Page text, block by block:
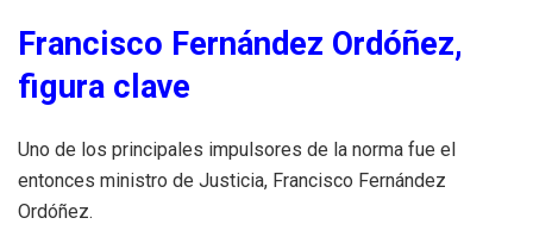
Francisco Fernández Ordóñez,
figura clave
Uno de los principales impulsores de la norma fue el
entonces ministro de Justicia, Francisco Fernández
Ordóñez.